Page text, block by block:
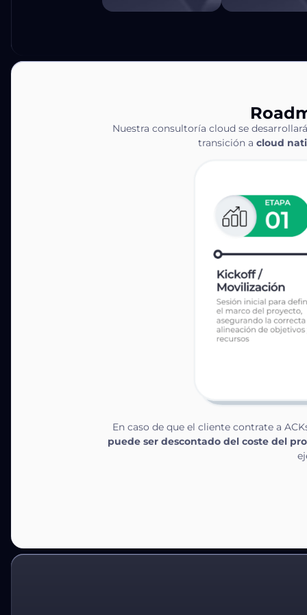
Nuestra consultoría cloud se
transición a cloud
En caso de que el cliente contrate a
puede ser descontado del coste del